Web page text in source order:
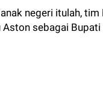
negeri itulah,
Aston sebagai